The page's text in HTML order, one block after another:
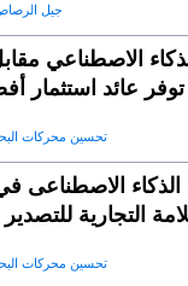
جيل
الاصطناعي
توفر عائد استثمار
تحسين محركات
التجارية
تحسين محركات